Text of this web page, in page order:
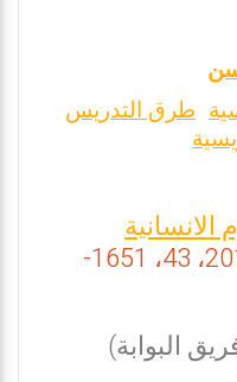
طرق التدريس
2016، 43، 1651-
البوابة)